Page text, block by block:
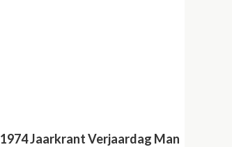
1974 Jaarkrant Verjaardag Man